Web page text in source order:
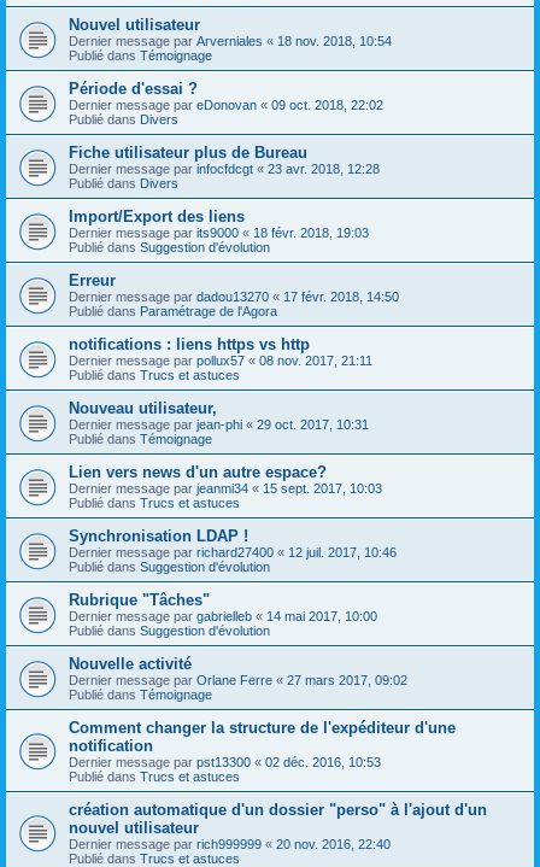
Nouvel utilisateur
Dernier message par Arverniales « 18 nov. 2018, 10:54
Publié dans Témoignage
Période d'essai ?
Dernier message par eDonovan « 09 oct. 2018, 22:02
Publié dans Divers
Fiche utilisateur plus de Bureau
Dernier message par infocfdcgt « 23 avr. 2018, 12:28
Publié dans Divers
Import/Export des liens
Dernier message par its9000 « 18 févr. 2018, 19:03
Publié dans Suggestion d'évolution
Erreur
Dernier message par dadou13270 « 17 févr. 2018, 14:50
Publié dans Paramétrage de l'Agora
notifications : liens https vs http
Dernier message par pollux57 « 08 nov. 2017, 21:11
Publié dans Trucs et astuces
Nouveau utilisateur,
Dernier message par jean-phi « 29 oct. 2017, 10:31
Publié dans Témoignage
Lien vers news d'un autre espace?
Dernier message par jeanmi34 « 15 sept. 2017, 10:03
Publié dans Trucs et astuces
Synchronisation LDAP !
Dernier message par richard27400 « 12 juil. 2017, 10:46
Publié dans Suggestion d'évolution
Rubrique "Tâches"
Dernier message par gabrielleb « 14 mai 2017, 10:00
Publié dans Suggestion d'évolution
Nouvelle activité
Dernier message par Orlane Ferre « 27 mars 2017, 09:02
Publié dans Témoignage
Comment changer la structure de l'expéditeur d'une
notification
Dernier message par pst13300 « 02 déc. 2016, 10:53
Publié dans Trucs et astuces
création automatique d'un dossier "perso" à l'ajout d'un
nouvel utilisateur
Dernier message par rich999999 « 20 nov. 2016, 22:40
Publié dans Trucs et astuces